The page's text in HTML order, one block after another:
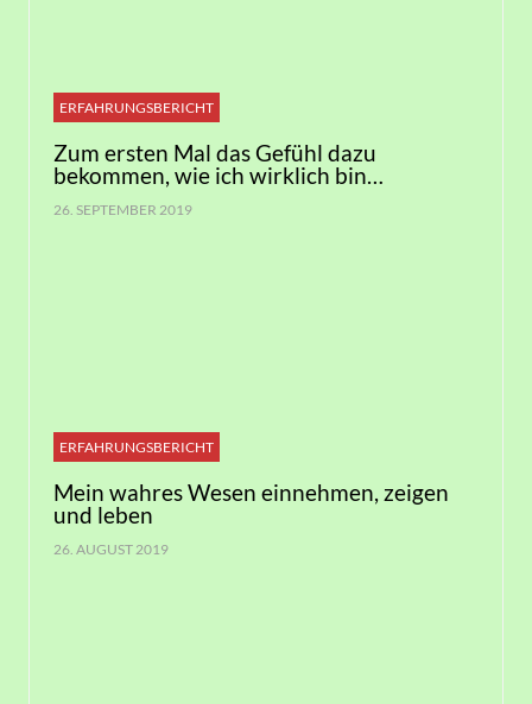
ERFAHRUNGSBERICHT
Zum ersten Mal das Gefühl dazu
bekommen, wie ich wirklich bin…
26. SEPTEMBER 2019
ERFAHRUNGSBERICHT
Mein wahres Wesen einnehmen, zeigen
und leben
26. AUGUST 2019